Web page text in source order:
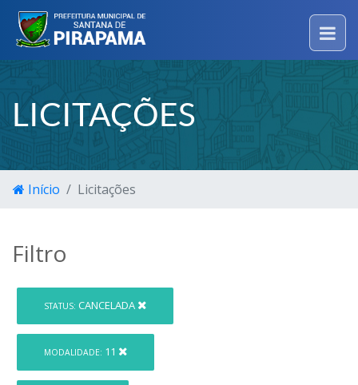
LICITAÇÕES
Início Licitações
Filtro
STATUS: CANCELADA
MODALIDADE: 11